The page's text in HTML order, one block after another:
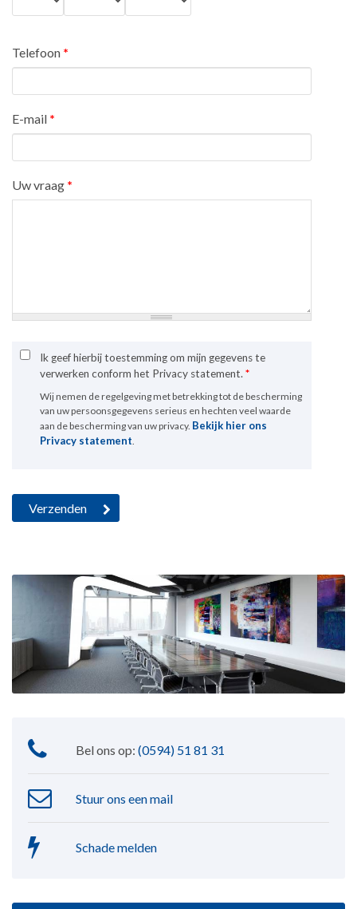
Telefoon *
E-mail *
Uw vraag *
Ik geef hierbij toestemming om mijn gegevens te
verwerken conform het Privacy statement. *
Wij nemen de regelgeving met betrekking tot de bescherming
van uw persoonsgegevens serieus en hechten veel waarde
aan de bescherming van uw privacy. Bekijk hier ons
Privacy statement
Bel ons op: (0594) 51 81 31
Stuur ons een mail
Schade melden